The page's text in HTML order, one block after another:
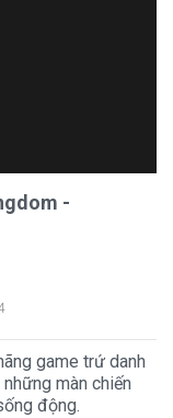
-
game trứ danh
màn chiến
động.